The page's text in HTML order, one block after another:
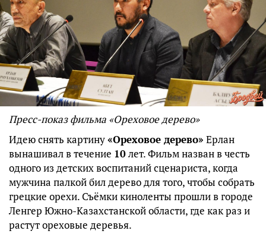
Пресс-показ фильма «Ореховое дерево»
Идею снять картину«Ореховое дерево» Ерлан
вынашивал в течение 10лет. Фильм назван в честь
одного из детских воспитаний сценариста, когда
мужчина палкой бил дерево для того, чтобы собрать
грецкие орехи. Съёмки киноленты прошли в городе
Ленгер Южно-Казахстанской области, где как раз и
растут ореховые деревья.